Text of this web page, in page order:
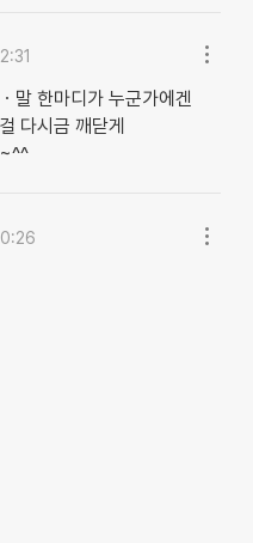
말 한마디가 누군가에겐
다시금 깨닫게